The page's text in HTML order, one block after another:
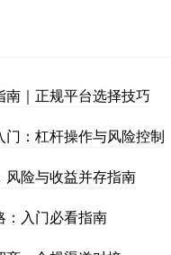
南｜正规平台选择技巧
门：杠杆操作与风险控制
风险与收益并存指南
：入门必看指南